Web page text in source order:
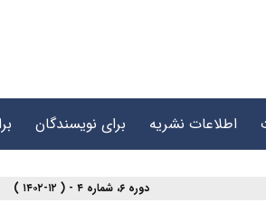
اطلاعات نشریه برای نویسندگان
دوره ۶، شماره ۴ - ( ۱۲-۱۴۰۲ )